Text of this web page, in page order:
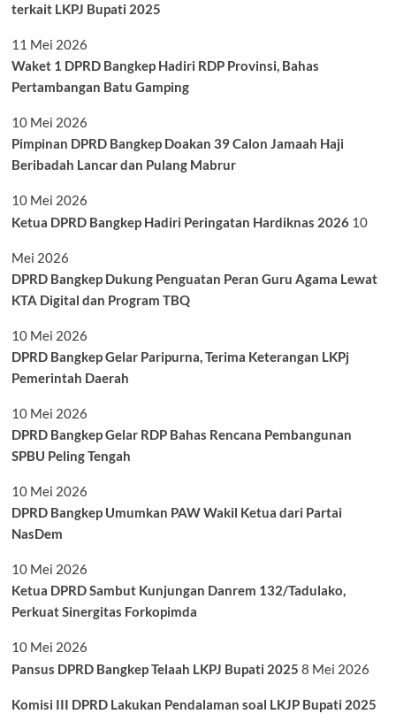
terkait LKPJ Bupati 2025
11 Mei 2026
Waket 1 DPRD Bangkep Hadiri RDP Provinsi, Bahas
Pertambangan Batu Gamping
10 Mei 2026
Pimpinan DPRD Bangkep Doakan 39 Calon Jamaah Haji
Beribadah Lancar dan Pulang Mabrur
10 Mei 2026
Ketua DPRD Bangkep Hadiri Peringatan Hardiknas 2026 10
Mei 2026
DPRD Bangkep Dukung Penguatan Peran Guru Agama Lewat
KTA Digital dan Program TBQ
10 Mei 2026
DPRD Bangkep Gelar Paripurna, Terima Keterangan LKPj
Pemerintah Daerah
10 Mei 2026
DPRD Bangkep Gelar RDP Bahas Rencana Pembangunan
SPBU Peling Tengah
10 Mei 2026
DPRD Bangkep Umumkan PAW Wakil Ketua dari Partai
NasDem
10 Mei 2026
Ketua DPRD Sambut Kunjungan Danrem 132/Tadulako,
Perkuat Sinergitas Forkopimda
10 Mei 2026
Pansus DPRD Bangkep Telaah LKPJ Bupati 2025 8 Mei 2026
Komisi III DPRD Lakukan Pendalaman soal LKJP Bupati 2025